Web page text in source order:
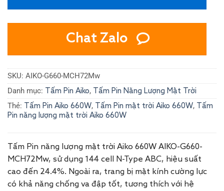
Chat Zalo
SKU: AIKO-G660-MCH72Mw
Danh mục:
Tấm Pin Aiko, Tấm Pin Năng Lượng Mặt Trời
Thẻ: Tấm Pin Aiko 660W, Tấm Pin mặt trời Aiko 660W,
Tấm
Pin năng lượng mặt trời Aiko 660W
Tấm Pin năng lượng mặt trời Aiko 660W AIKO-G660-
MCH72Mw, sử dụng 144 cell N-Type ABC, hiệu suất
cao đến 24.4%. Ngoài ra, trang bị mặt kính cường lực
có khả năng chống va đập tốt, tương thích với hệ